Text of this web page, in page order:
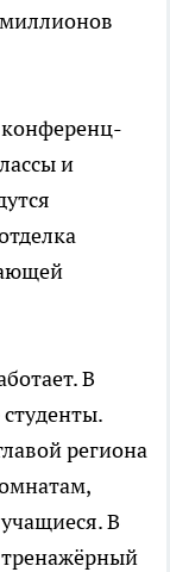
миллионов
конференц-
и
В
региона
В